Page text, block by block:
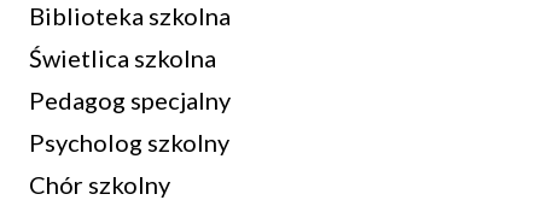
Biblioteka szkolna
Świetlica szkolna
Pedagog specjalny
Psycholog szkolny
Chór szkolny